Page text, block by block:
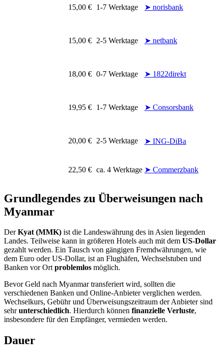
15,00 € 1-7 Werktage ➤ norisbank
15,00 € 2-5 Werktage ➤ netbank
18,00 € 0-7 Werktage ➤ 1822direkt
19,95 € 1-7 Werktage ➤ Consorsbank
20,00 € 2-5 Werktage ➤ ING-DiBa
22,50 € ca. 4 Werktage ➤ Commerzbank
Grundlegendes zu Überweisungen nach
Myanmar
DerKyat (MMK) ist die Landeswährung des in Asien liegenden
Landes. Teilweise kann in größeren Hotels auch mit dem US-Dollar
gezahlt werden. Ein Tausch von gängigen Fremdwährungen, wie
dem Euro oder US-Dollar, ist an Flughäfen, Wechselstuben und
Banken vor Ortproblemlos möglich.
Bevor Geld nach Myanmar transferiert wird, sollten die
verschiedenen Banken und Online-Anbieter verglichen werden.
Wechselkurs, Gebühr und Überweisungszeitraum der Anbieter sind
sehrunterschiedlich. Hierdurch können finanzielle Verluste,
insbesondere für den Empfänger, vermieden werden.
Dauer